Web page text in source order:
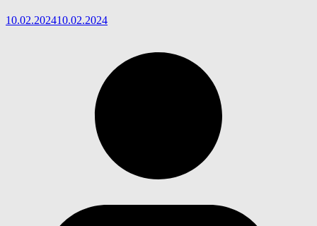
10.02.202410.02.2024